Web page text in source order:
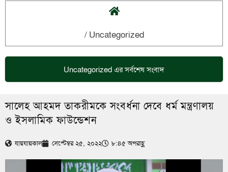
/ Uncategorized
Uncategorized এর সর্বশেষ সংবাদ
সালেহ আহমদ তাকরীমকে সংবর্ধনা দেবে ধর্ম মন্ত্রণালয়
ও ইসলামিক ফাউন্ডেশন
যায়যায়কাল সেপ্টেম্বর ২৫, ২০২২ ৮:৪৫ অপরাহ্ণ